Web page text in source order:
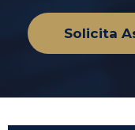
Solicita